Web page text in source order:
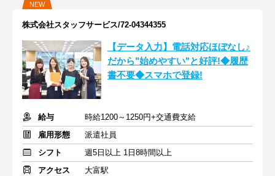
NEW
株式会社スタッフサービス/72-04344355
【データ入力】電話対応ほぼなし♪
だから"始めやすい"と好評!◆履歴
書不要◆スマホで登録!
給与
時給1200～1250円+交通費支給
雇用形態
派遣社員
シフト
週5日以上 1日8時間以上
アクセス
大富駅